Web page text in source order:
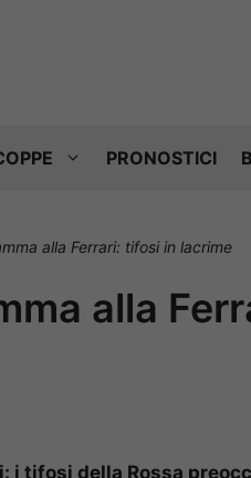
PRONOSTICI
alla Ferrari: tifosi in lacrime
alla
i tifosi della Rossa